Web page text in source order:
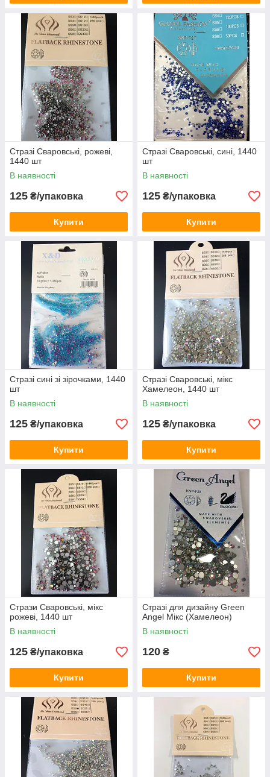
Стразі Сваровські, рожеві,
1440 шт
В наявності
125 ₴/упаковка
Купити
Стразі Сваровські, сині, 1440
шт
В наявності
125 ₴/упаковка
Купити
Стразі сині зі зірочками, 1440
шт
В наявності
125 ₴/упаковка
Купити
Стразі Сваровські, мікс
Хамелеон, 1440 шт
В наявності
125 ₴/упаковка
Купити
Стрази Сваровські, мікс
рожеві, 1440 шт
В наявності
125 ₴/упаковка
Купити
Стразі для дизайну Green
Angel Мікс (Хамелеон)
В наявності
120 ₴
Купити